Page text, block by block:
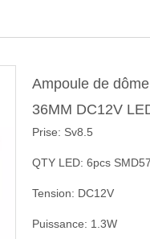
Ampoule de
36MM DC12V
Prise: Sv8.5
QTY LED: 6pcs
Tension: DC12V
Puissance: 1.3W